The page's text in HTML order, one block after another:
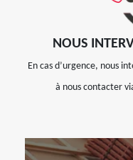
NOUS
En cas d’urgence, nous
à nous contacter